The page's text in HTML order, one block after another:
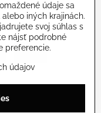
osobných údajov
údaje sa
iných krajinách.
svoj súhlas s
nájsť podrobné
preferencie.
údajov